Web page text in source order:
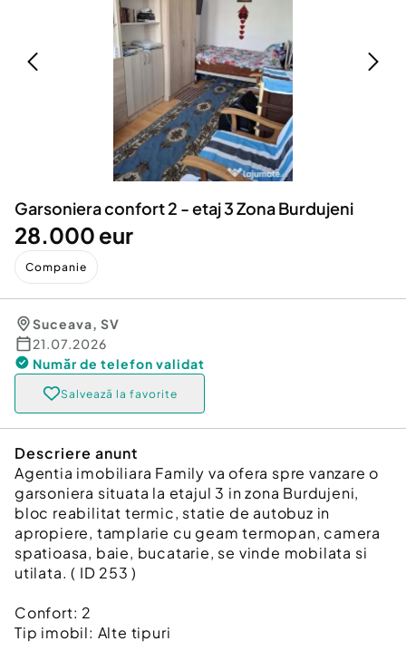
Animale de companie
Afaceri și echipamente profesionale
Inchiriere Bunuri si Vehicule
Utilaje agricole si industriale
Piese auto si accesorii
Dacia Duster
Garsoniera confort 2 - etaj 3 Zona Burdujeni
28.000 eur
Companie
Suceava, SV
21.07.2026
Număr de telefon validat
Salvează la favorite
Descriere anunt
Agentia imobiliara Family va ofera spre vanzare o
garsoniera situata la etajul 3 in zona Burdujeni,
bloc reabilitat termic, statie de autobuz in
apropiere, tamplarie cu geam termopan, camera
spatioasa, baie, bucatarie, se vinde mobilata si
utilata. ( ID 253 )
Confort: 2
Tip imobil: Alte tipuri